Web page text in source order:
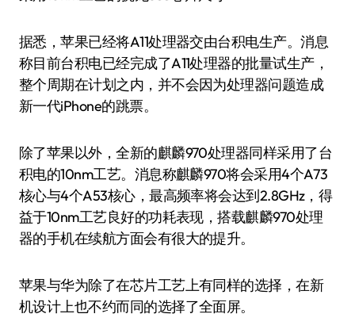
据悉，苹果已经将A11处理器交由台积电生产。消息
称目前台积电已经完成了A11处理器的批量试生产，
整个周期在计划之内，并不会因为处理器问题造成
新一代iPhone的跳票。
除了苹果以外，全新的麒麟970处理器同样采用了台
积电的10nm工艺。消息称麒麟970将会采用4个A73
核心与4个A53核心，最高频率将会达到2.8GHz，得
益于10nm工艺良好的功耗表现，搭载麒麟970处理
器的手机在续航方面会有很大的提升。
苹果与华为除了在芯片工艺上有同样的选择，在新
机设计上也不约而同的选择了全面屏。